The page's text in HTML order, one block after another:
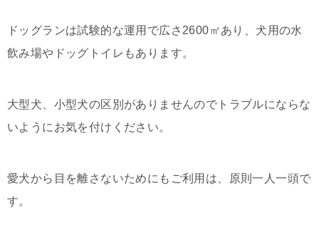
ドッグランは試験的な運用で広さ2600㎡あり、犬用の水
飲み場やドッグトイレもあります。
大型犬、小型犬の区別がありませんのでトラブルにならな
いようにお気を付けください。
愛犬から目を離さないためにもご利用は、原則一人一頭で
す。